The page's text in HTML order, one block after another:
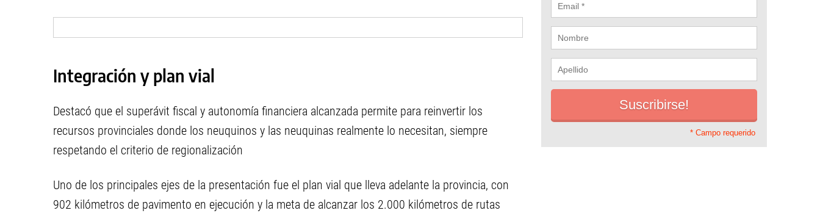
Integración y plan vial
Destacó que el superávit fiscal y autonomía financiera alcanzada permite para reinvertir los
recursos provinciales donde los neuquinos y las neuquinas realmente lo necesitan, siempre
respetando el criterio de regionalización
Uno de los principales ejes de la presentación fue el plan vial que lleva adelante la provincia, con
902 kilómetros de pavimento en ejecución y la meta de alcanzar los 2.000 kilómetros de rutas
* Campo requerido